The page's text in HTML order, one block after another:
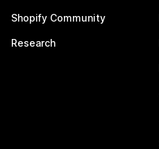
Shopify Community
Research